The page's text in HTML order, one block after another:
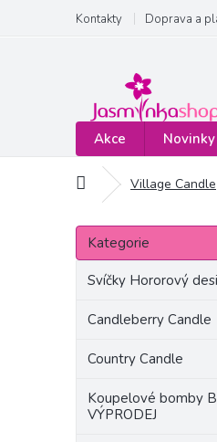
obsah
Kontakty Doprava a
Akce Novinky
Domů Village Candle
P
s
Přeskočit
kategorie
Kategorie
Svíčky Hororový
Candleberry Candle
Country Candle
Koupelové bomby
VÝPRODEJ